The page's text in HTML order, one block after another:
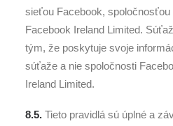
sieťou Facebook, spoločnosťou
Facebook Ireland Limited.
tým, že poskytuje svoje
súťaže a nie spoločnosti
Ireland Limited.
8.5. Tieto pravidlá sú úplné a